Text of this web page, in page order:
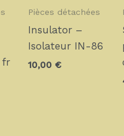
fr
Pièces détachées
Insulator –
Isolateur IN-86
10,00 €